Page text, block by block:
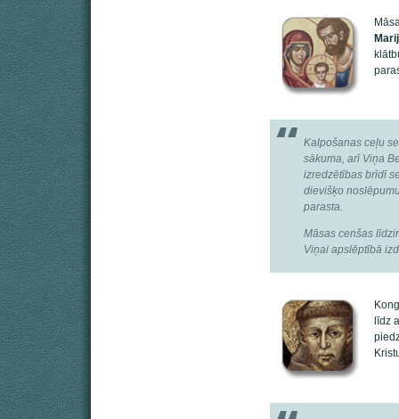
Kalpošanas ceļu
sākuma, arī Viņa
izredzētības brīdī
dievišķo
parasta.
Māsas cenšas
Viņai apslēptībā
līdz